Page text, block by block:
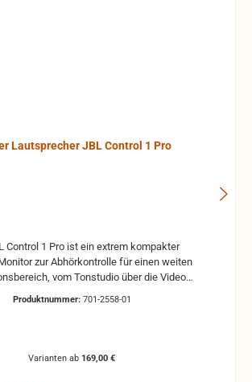
Lautsprecher JBL Control 1 Pro
zur Abhörkontrolle für einen weiten
vom Tonstudio über die Video
bis zum Ü-Wagen und Rundfunkstudio.
Control 1 mit einer Magnet-Abschirmung
Produktnummer: 701-2558-01
Varianten ab 169,00 €